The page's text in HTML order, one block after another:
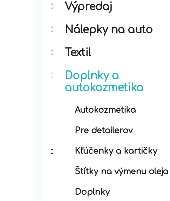
e
ó
i
Výpredaj
Nálepky na auto
Textil
Doplnky a
autokozmetika
Autokozmetika
Pre detailerov
Kľúčenky a kartičky
Štítky na výmenu oleja
Doplnky